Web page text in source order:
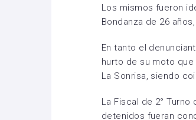
Los mismos fueron
Bondanza de 26
En tanto el
hurto de su moto
La Sonrisa, siendo
La Fiscal de 2°
detenidos fueran